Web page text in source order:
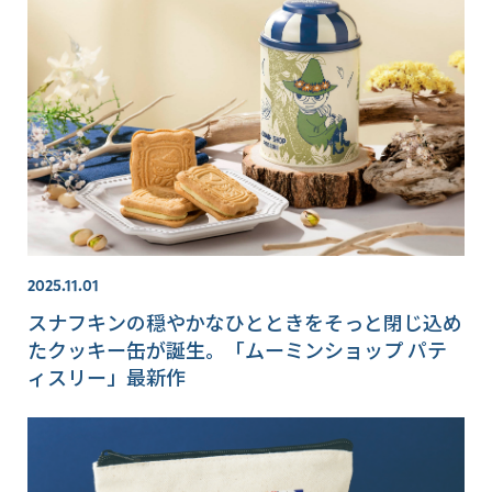
2025.11.01
スナフキンの穏やかなひとときをそっと閉じ込め
たクッキー缶が誕生。「ムーミンショップ パテ
ィスリー」最新作